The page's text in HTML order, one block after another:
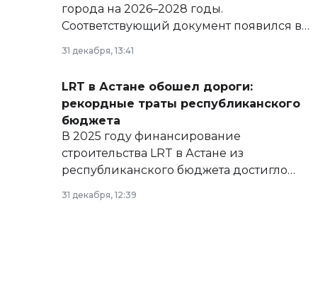
города на 2026–2028 годы.
Соответствующий документ появился в
базе нормативных правовых актов и на
сайте маслихат города.
31 декабря, 13:41
LRT в Астане обошел дороги:
рекордные траты республиканского
бюджета
В 2025 году финансирование
строительства LRT в Астане из
республиканского бюджета достигло
рекордных объемов.
31 декабря, 12:39